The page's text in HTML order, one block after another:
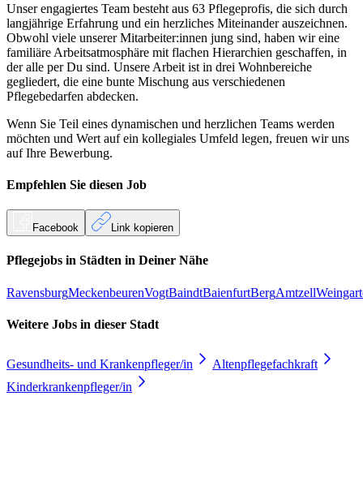
Unser engagiertes Team besteht aus 63 Pflegeprofis, die sich durch
langjährige Erfahrung und ein herzliches Miteinander auszeichnen.
Obwohl viele unserer Mitarbeiter:innen jung sind, haben wir eine
familiäre Arbeitsatmosphäre mit flachen Hierarchien geschaffen, in
der alle per Du sind. Unsere Arbeit ist in drei Wohnbereiche
gegliedert, die eine bunte Mischung aus verschiedenen
Pflegebedarfen abdecken.
Wenn Sie Teil eines dynamischen und herzlichen Teams werden
möchten und Wert auf ein kollegiales Umfeld legen, freuen wir uns
auf Ihre Bewerbung.
Empfehlen Sie diesen Job
Facebook Link kopieren
Pflegejobs in Städten in Deiner Nähe
RavensburgMeckenbeurenVogtBaindtBaienfurtBergAmtzell
Weitere Jobs in dieser Stadt
Gesundheits- und Krankenpfleger/in
Altenpflegefachkraft
Kinderkrankenpfleger/in